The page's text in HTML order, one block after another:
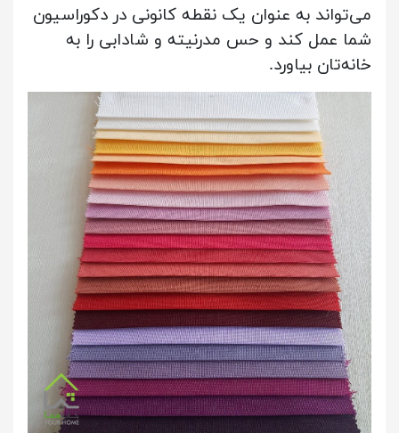
می‌تواند به عنوان یک نقطه کانونی در دکوراسیون
شما عمل کند و حس مدرنیته و شادابی را به
خانه‌تان بیاورد.